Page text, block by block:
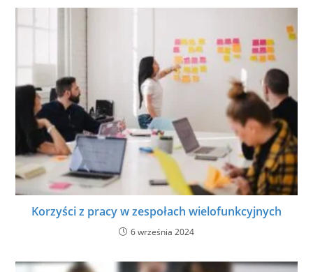
Korzyści z pracy w zespołach wielofunkcyjnych
6 września 2024